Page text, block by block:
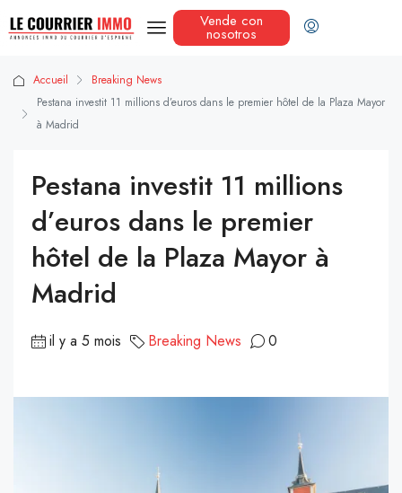
Vende con
nosotros
Accueil
Breaking News
Pestana investit 11 millions d’euros dans le premier hôtel de la Plaza Mayor
à Madrid
Pestana investit 11 millions
d’euros dans le premier
hôtel de la Plaza Mayor à
Madrid
il y a 5 mois Breaking News 0